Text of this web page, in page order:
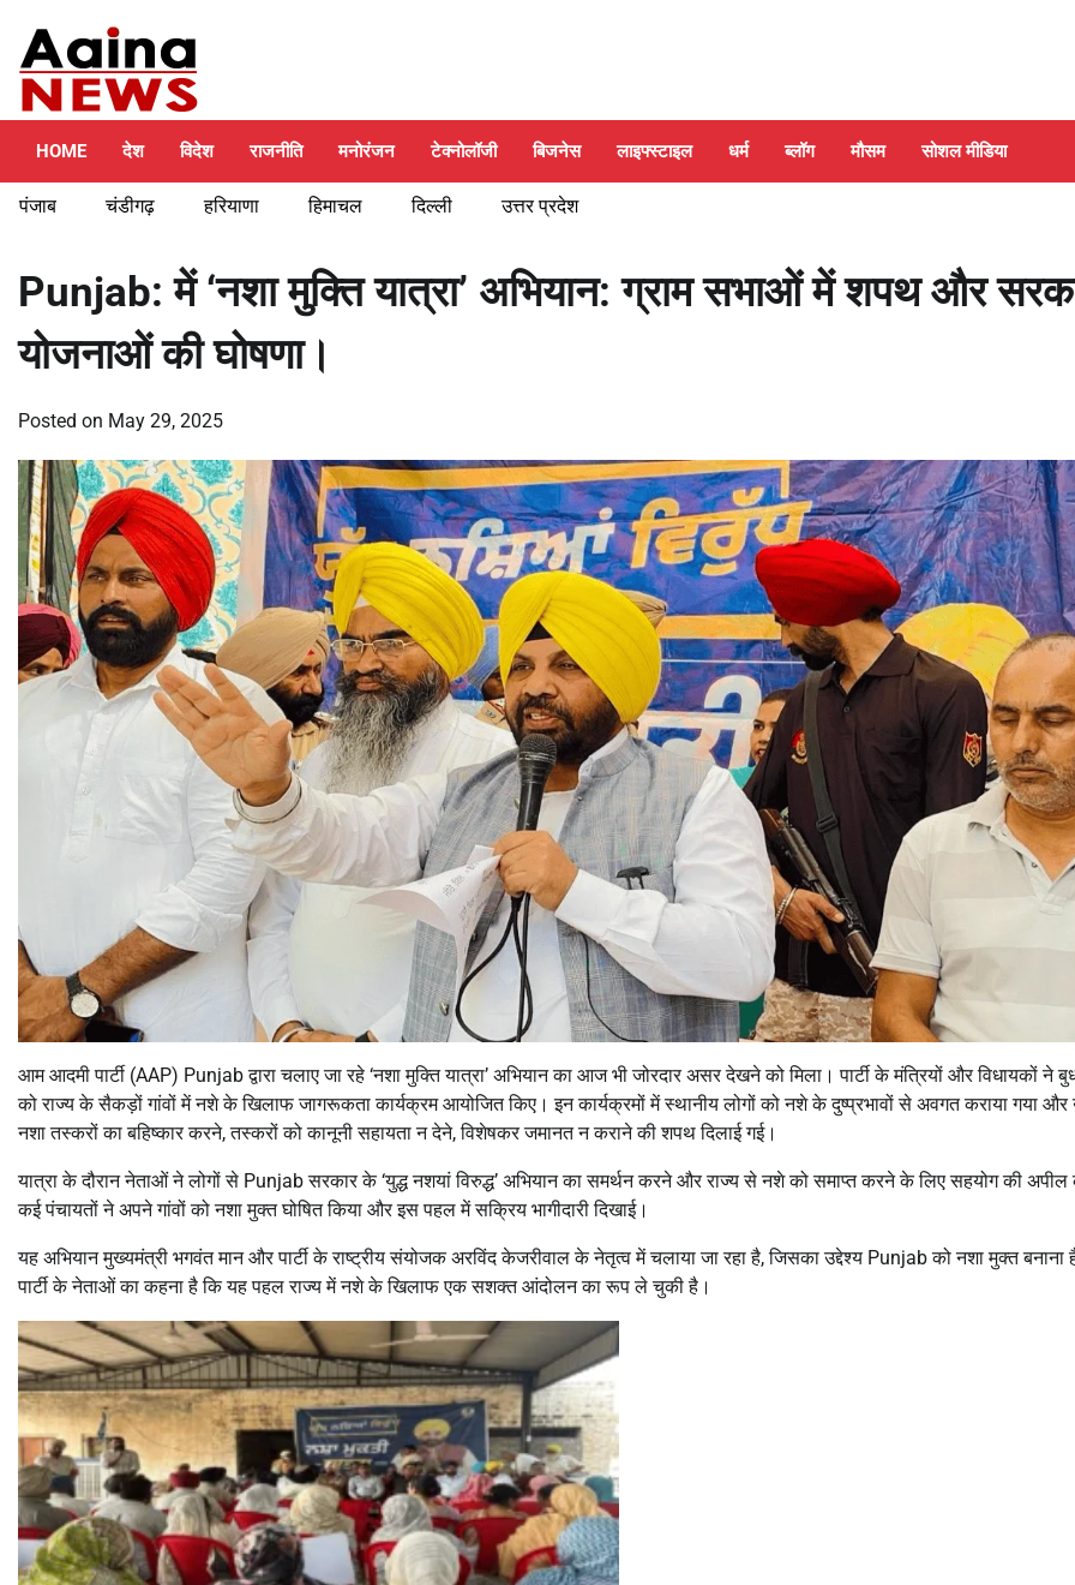
content
HOME देश विदेश राजनीति मनोरंजन टेक्नोलॉजी बिजनेस लाइफ्स्टाइल धर्म ब्लॉग मौसम सोशल मीडिया
पंजाब चंडीगढ़ हरियाणा हिमाचल दिल्ली उत्तर प्रदेश
Punjab: में ‘नशा मुक्ति यात्रा’ अभियान: ग्राम सभाओं में शपथ और
योजनाओं की घोषणा।
Posted on May 29, 2025
आम आदमी पार्टी (AAP) Punjab द्वारा चलाए जा रहे ‘नशा मुक्ति यात्रा’ अभियान का आज भी जोरदार असर देखने को मिला। पार्टी के मंत्रियों और विधायकों ने
को राज्य के सैकड़ों गांवों में नशे के खिलाफ जागरूकता कार्यक्रम आयोजित किए। इन कार्यक्रमों में स्थानीय लोगों को नशे के दुष्प्रभावों से अवगत कराया गया और
नशा तस्करों का बहिष्कार करने, तस्करों को कानूनी सहायता न देने, विशेषकर जमानत न कराने की शपथ दिलाई गई।
यात्रा के दौरान नेताओं ने लोगों से Punjab सरकार के ‘युद्ध नशयां विरुद्ध’ अभियान का समर्थन करने और राज्य से नशे को समाप्त करने के लिए सहयोग की
कई पंचायतों ने अपने गांवों को नशा मुक्त घोषित किया और इस पहल में सक्रिय भागीदारी दिखाई।
यह अभियान मुख्यमंत्री भगवंत मान और पार्टी के राष्ट्रीय संयोजक अरविंद केजरीवाल के नेतृत्व में चलाया जा रहा है, जिसका उद्देश्य Punjab को नशा मुक्त बनाना
पार्टी के नेताओं का कहना है कि यह पहल राज्य में नशे के खिलाफ एक सशक्त आंदोलन का रूप ले चुकी है।